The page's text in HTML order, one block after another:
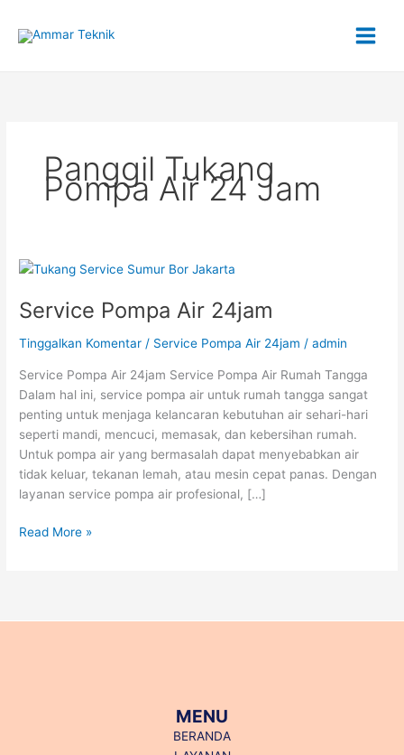
Panggil Tukang
Pompa Air 24 Jam
Service Pompa Air 24jam
Tinggalkan Komentar / Service Pompa Air 24jam /admin
Service Pompa Air 24jam Service Pompa Air Rumah Tangga
Dalam hal ini, service pompa air untuk rumah tangga sangat
penting untuk menjaga kelancaran kebutuhan air sehari-hari
seperti mandi, mencuci, memasak, dan kebersihan rumah.
Untuk pompa air yang bermasalah dapat menyebabkan air
tidak keluar, tekanan lemah, atau mesin cepat panas. Dengan
layanan service pompa air profesional, […]
Service
Air
Read More »
MENU
BERANDA